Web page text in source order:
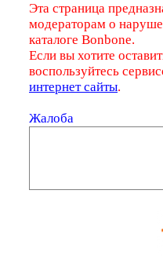
Эта страница
модераторам о
каталоге Bonbone.
Если вы хотите
воспользуйтесь
интернет сайты.
Жалоба